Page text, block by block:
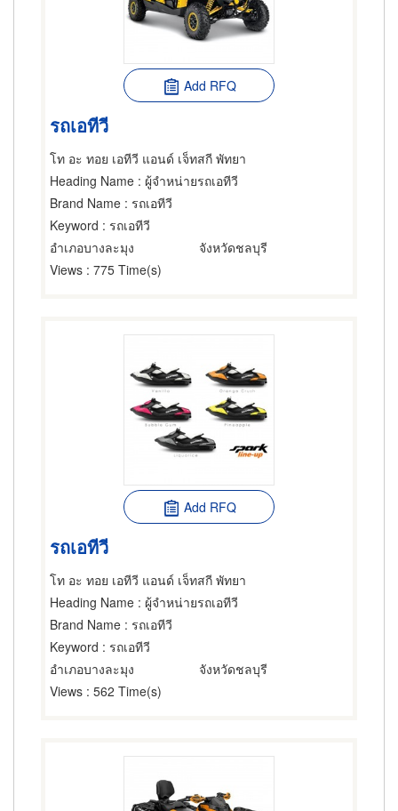
Add RFQ
รถเอทีวี
โท อะ ทอย เอทีวี แอนด์ เจ็ทสกี พัทยา
Heading Name : ผู้จำหน่ายรถเอทีวี
Brand Name : รถเอทีวี
Keyword : รถเอทีวี
อำเภอบางละมุง
จังหวัดชลบุรี
Views : 775 Time(s)
Add RFQ
รถเอทีวี
โท อะ ทอย เอทีวี แอนด์ เจ็ทสกี พัทยา
Heading Name : ผู้จำหน่ายรถเอทีวี
Brand Name : รถเอทีวี
Keyword : รถเอทีวี
อำเภอบางละมุง
จังหวัดชลบุรี
Views : 562 Time(s)